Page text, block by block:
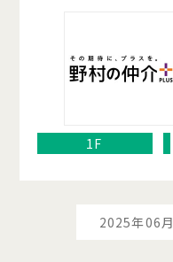
1F
2025年06月